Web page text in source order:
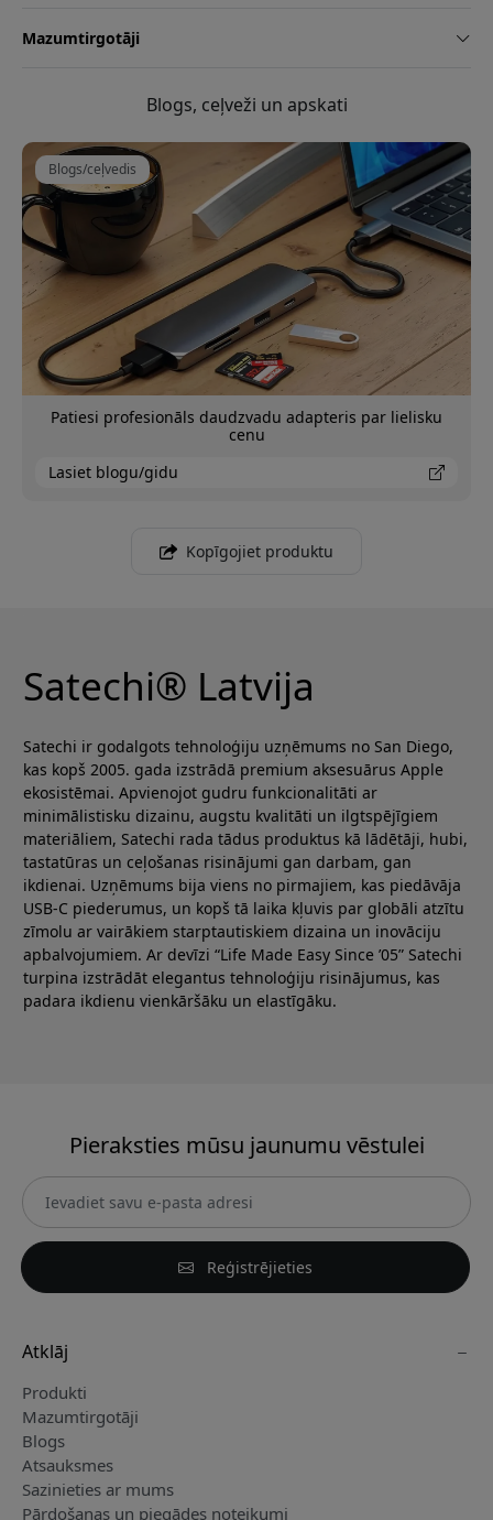
Mazumtirgotāji
Blogs, ceļveži un apskati
Blogs/ceļvedis
Patiesi profesionāls daudzvadu adapteris par lielisku
cenu
Lasiet blogu/gidu
Kopīgojiet produktu
Satechi® Latvija
Satechi ir godalgots tehnoloģiju uzņēmums no San Diego,
kas kopš 2005. gada izstrādā premium aksesuārus Apple
ekosistēmai. Apvienojot gudru funkcionalitāti ar
minimālistisku dizainu, augstu kvalitāti un ilgtspējīgiem
materiāliem, Satechi rada tādus produktus kā lādētāji, hubi,
tastatūras un ceļošanas risinājumi gan darbam, gan
ikdienai. Uzņēmums bija viens no pirmajiem, kas piedāvāja
USB-C piederumus, un kopš tā laika kļuvis par globāli atzītu
zīmolu ar vairākiem starptautiskiem dizaina un inovāciju
apbalvojumiem. Ar devīzi “Life Made Easy Since ’05” Satechi
turpina izstrādāt elegantus tehnoloģiju risinājumus, kas
padara ikdienu vienkāršāku un elastīgāku.
Pieraksties mūsu jaunumu vēstulei
Reģistrējieties
Atklāj
Produkti
Mazumtirgotāji
Blogs
Atsauksmes
Sazinieties ar mums
Pārdošanas un piegādes noteikumi